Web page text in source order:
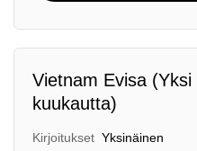
Vietnam Evisa (Yksi
kuukautta)
Kirjoitukset Yksinäinen